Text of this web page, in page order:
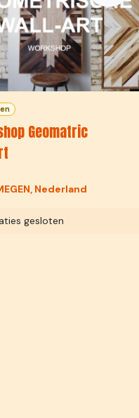
Geomatric
, Nederland
gesloten